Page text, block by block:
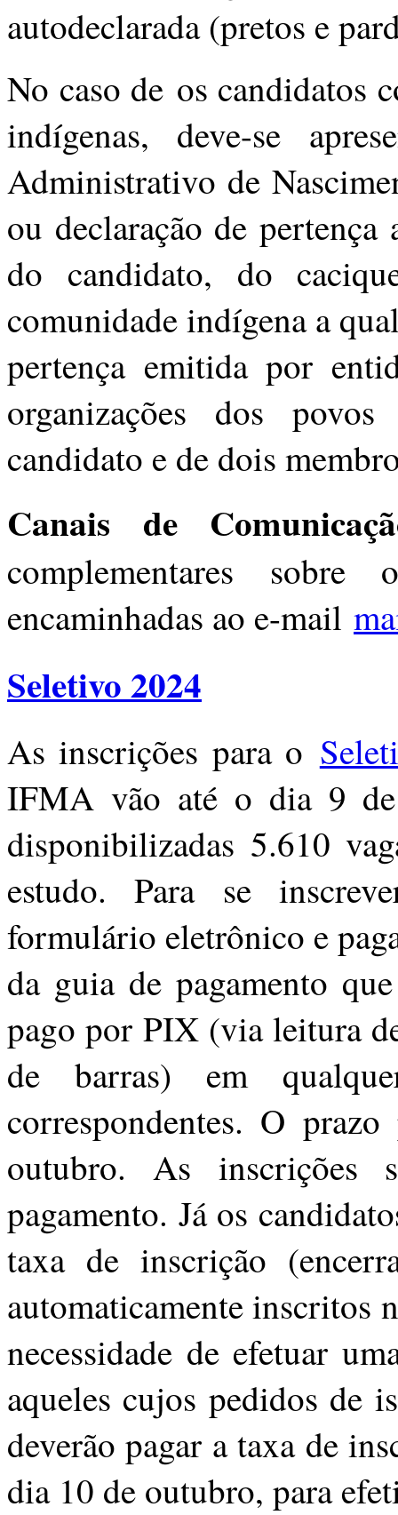
autodeclarada (pretos e
No caso de os candidatos
indígenas, deve-se
Administrativo de
ou declaração de
do candidato, do
comunidade indígena a
pertença emitida por
organizações dos
candidato e de dois
Canais de
complementares
encaminhadas ao e-mail
Seletivo 2024
As inscrições para o
IFMA vão até o dia 9
disponibilizadas 5.610
estudo. Para se
formulário eletrônico e
da guia de pagamento
pago por PIX (via leitura
de barras) em
correspondentes. O
outubro. As inscrições
pagamento. Já os
taxa de inscrição
automaticamente inscritos
necessidade de efetuar
aqueles cujos pedidos de
deverão pagar a taxa de
dia 10 de outubro, para